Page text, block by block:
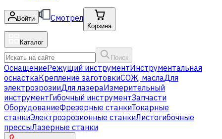
Войти Смотрел
Корзина
Каталог
Поиск
ОснащениеРежущий инструментИнструментальная
оснасткаКрепление заготовкиСОЖ, маслаДля
электроэрозииДля лазераИзмерительный
инструментГибочный инструментЗапчасти
ОборудованиеФрезерные станкиТокарные
станкиЭлектроэрозионные станкиЛистогибочные
прессыЛазерные станки